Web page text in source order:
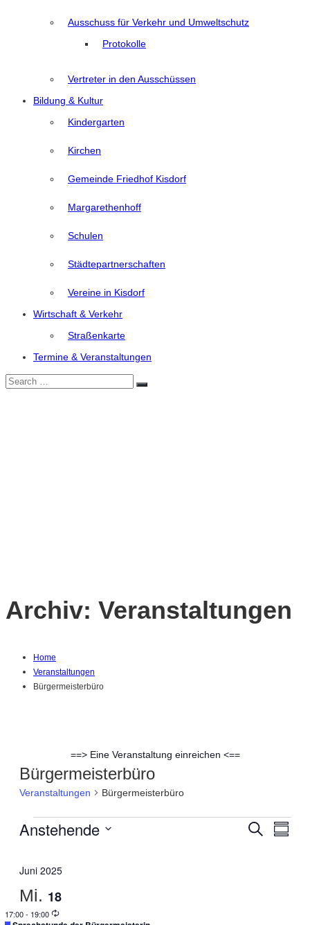
Ausschuss für Verkehr und Umweltschutz
Protokolle
Vertreter in den Ausschüssen
Bildung & Kultur
Kindergarten
Kirchen
Gemeinde Friedhof Kisdorf
Margarethenhoff
Schulen
Städtepartnerschaften
Vereine in Kisdorf
Wirtschaft & Verkehr
Straßenkarte
Termine & Veranstaltungen
Search
Search
Archiv: Veranstaltungen
Home
Veranstaltungen
Bürgermeisterbüro
==> Eine Veranstaltung einreichen <==
Bürgermeisterbüro
Veranstaltungen Bürgermeisterbüro
Veranstaltungen Suche
Anstehende
Juni 2025
Mi. 18
17:00- 19:00 Wiederholung